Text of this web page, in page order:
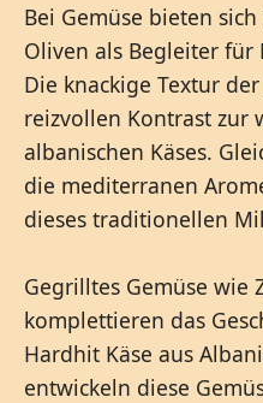
Bei Gemüse bieten
Oliven als Begleiter für
Die knackige Textur
reizvollen Kontrast zur
albanischen Käses.
die mediterranen
dieses traditionellen
Gegrilltes Gemüse wie
komplettieren das
Hardhit Käse aus
entwickeln diese